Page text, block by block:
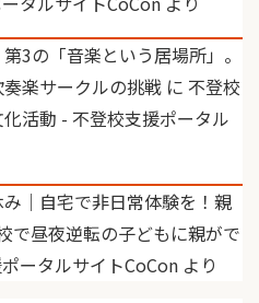
3の「音楽という居場所」。
楽サークルの挑戦 に 不登校
活動 - 不登校支援ポータル
｜自宅で非日常体験を！親
で昼夜逆転の子どもに親がで
ータルサイトCoCon より